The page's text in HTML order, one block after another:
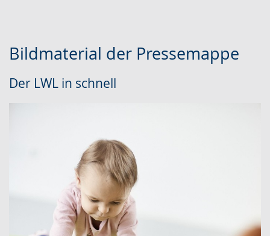
Bildmaterial der Pressemappe
Der LWL in schnell